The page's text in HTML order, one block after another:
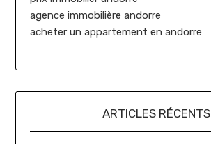
agence immobilière andorre
acheter un appartement en andorre
ARTICLES RÉCENTS